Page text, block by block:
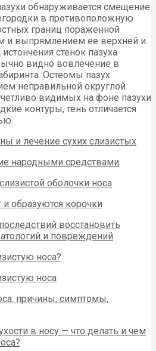
обнаруживается смещение
в противоположную
границ пораженной
и выпрямлением ее верхней и
стенок пазуха
видно вовлечение в
Остеомы пазух
неправильной округлой
видимых на фоне пазухи
контуры, тень отличается